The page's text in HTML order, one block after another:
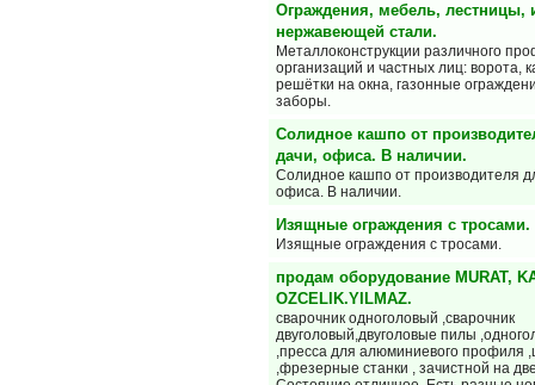
Ограждения, мебель, лестницы,
нержавеющей стали.
Металлоконструкции различного
организаций и частных лиц: ворота,
решётки на окна, газонные
заборы.
Солидное кашпо от
дачи, офиса. В наличии.
Солидное кашпо от производителя
офиса. В наличии.
Изящные ограждения с тросами.
Изящные ограждения с тросами.
продам оборудование MURAT,
OZCELIK.YILMAZ.
сварочник одноголовый ,сварочник
двуголовый,двуголовые пилы
,пресса для алюминиевого профиля
,фрезерные станки , зачистной на